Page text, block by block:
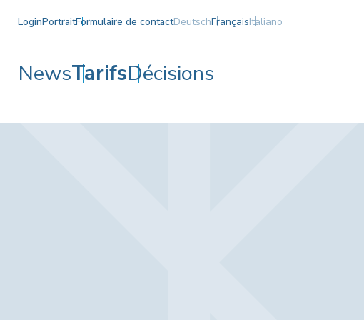
NewsTarifsDécisions
LoginPortraitFormulaire de contactDeutschFrançaisItaliano